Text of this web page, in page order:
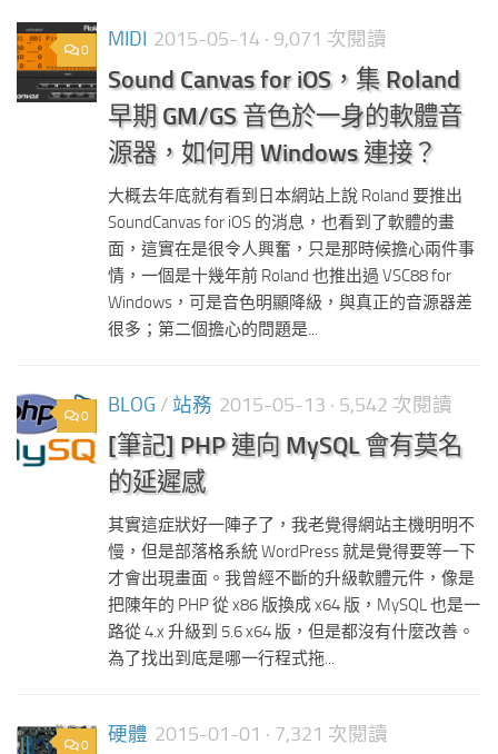
0 MIDI 2015-05-14 · 9,071 次閱讀
Sound Canvas for iOS，集 Roland
早期 GM/GS 音色於一身的軟體音
源器，如何用 Windows 連接？
大概去年底就有看到日本網站上說 Roland 要推出
SoundCanvas for iOS 的消息，也看到了軟體的畫
面，這實在是很令人興奮，只是那時候擔心兩件事
情，一個是十幾年前 Roland 也推出過 VSC88 for
Windows，可是音色明顯降級，與真正的音源器差
很多；第二個擔心的問題是...
0 BLOG / 站務 2015-05-13 · 5,542 次閱讀
[筆記] PHP 連向 MySQL 會有莫名
的延遲感
其實這症狀好一陣子了，我老覺得網站主機明明不
慢，但是部落格系統 WordPress 就是覺得要等一下
才會出現畫面。我曾經不斷的升級軟體元件，像是
把陳年的 PHP 從 x86 版換成 x64 版，MySQL 也是一
路從 4.x 升級到 5.6 x64 版，但是都沒有什麼改善。
為了找出到底是哪一行程式拖...
0 硬體 2015-01-01 · 7,321 次閱讀